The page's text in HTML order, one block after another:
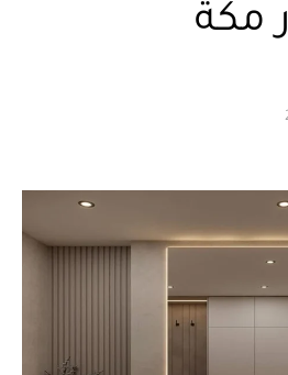
مكة